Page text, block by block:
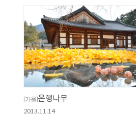
[가을]은행나무
2013.11.14